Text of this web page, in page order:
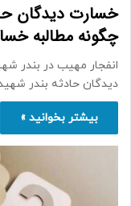
خسارت دیدگان
چگونه مطالبه
دیدگان حادثه بندر
بیشتر بخوانید »